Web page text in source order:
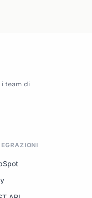
i team di